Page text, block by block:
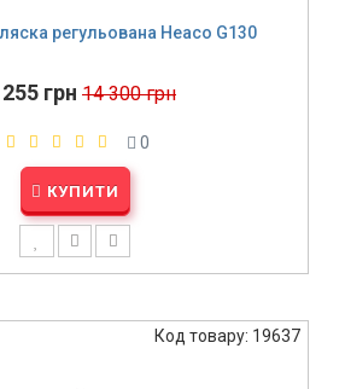
регульована Heaco G130
грн 14 300 грн
0
КУПИТИ
Код товару: 19637